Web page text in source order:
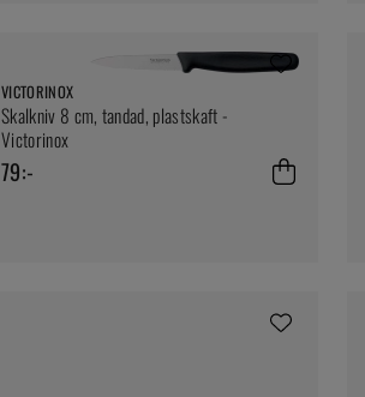
VICTORINOX
Skalkniv 8 cm, tandad, plastskaft -
Victorinox
79:-